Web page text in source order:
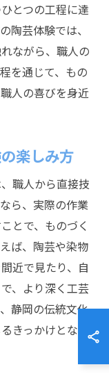
とつの工程に達
陶芸体験では、
ながら、職人の
を通じて、もの
人の喜びを身近
楽しみ方
職人から直接技
ら、実際の作業
とで、ものづく
ば、陶芸や染物
近で見たり、自
、より深く工芸
静岡の伝統文化
きっかけとなる